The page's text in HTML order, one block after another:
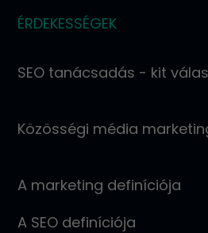
ÉRDEKESSÉGEK
SEO tanácsadás - kit
Közösségi média
A marketing definíciója
A SEO definíciója